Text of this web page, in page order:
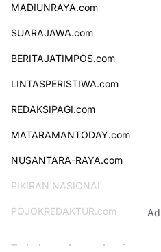
Ad
MADIUNRAYA.com
SUARAJAWA.com
BERITAJATIMPOS.com
LINTASPERISTIWA.com
REDAKSIPAGI.com
MATARAMANTODAY.com
NUSANTARA-RAYA.com
PIKIRAN NASIONAL
POJOKREDAKTUR.com
Terhubung dengan kami